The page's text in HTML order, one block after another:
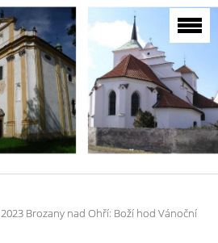
2023 Brozany nad Ohří: Boží hod Vánoční